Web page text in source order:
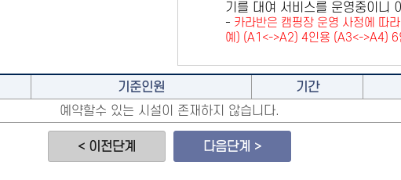
기를 대여 서비스를 운영중이니
- 카라반은 캠핑장 운영 사정에 따
예) (A1<->A2) 4인용 (A3<->A4) 6
기준인원 기간
예약할수 있는 시설이 존재하지 않습니다.
< 이전단계 다음단계 >